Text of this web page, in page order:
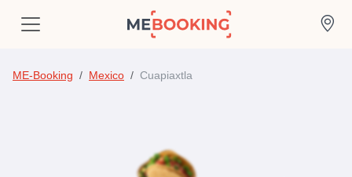
ME-Booking Mexico Cuapiaxtla